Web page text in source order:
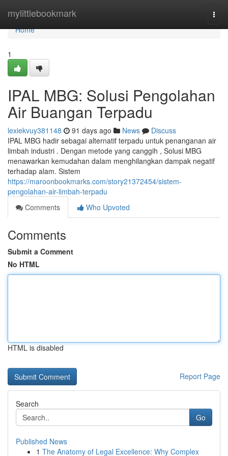
mylittlebookmark
Home
Home
1
IPAL MBG: Solusi Pengolahan
Air Buangan Terpadu
lexiekvuy381148 91 days ago News
Discuss
IPAL MBG hadir sebagai alternatif terpadu untuk penanganan air
limbah industri . Dengan metode yang canggih , Solusi MBG
menawarkan kemudahan dalam menghilangkan dampak negatif
terhadap alam. Sistem
https://maroonbookmarks.com/story21372454/sistem-
pengolahan-air-limbah-terpadu
Comments
Who Upvoted
Comments
Submit a Comment
No HTML
HTML is disabled
Report Page
Search
Go
Published News
1 The Anatomy of Legal Excellence: Why Complex